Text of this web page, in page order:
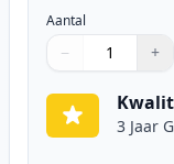
Aantal
Gebruik de
− +
1
3 Jaar